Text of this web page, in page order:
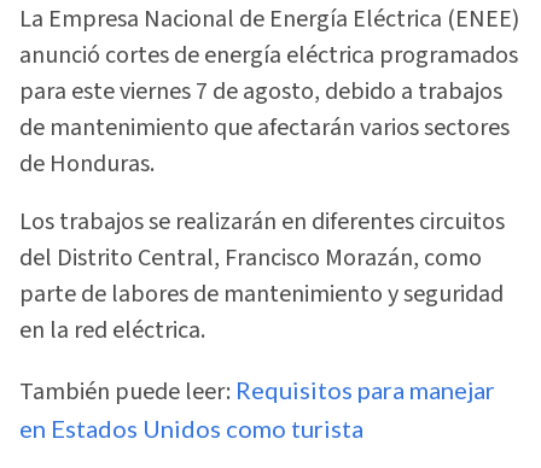
La Empresa Nacional de Energía Eléctrica (ENEE)
anunció cortes de energía eléctrica programados
para este viernes 7 de agosto, debido a trabajos
de mantenimiento que afectarán varios sectores
de Honduras.
Los trabajos se realizarán en diferentes circuitos
del Distrito Central, Francisco Morazán, como
parte de labores de mantenimiento y seguridad
en la red eléctrica.
También puede leer: Requisitos para manejar
en Estados Unidos como turista